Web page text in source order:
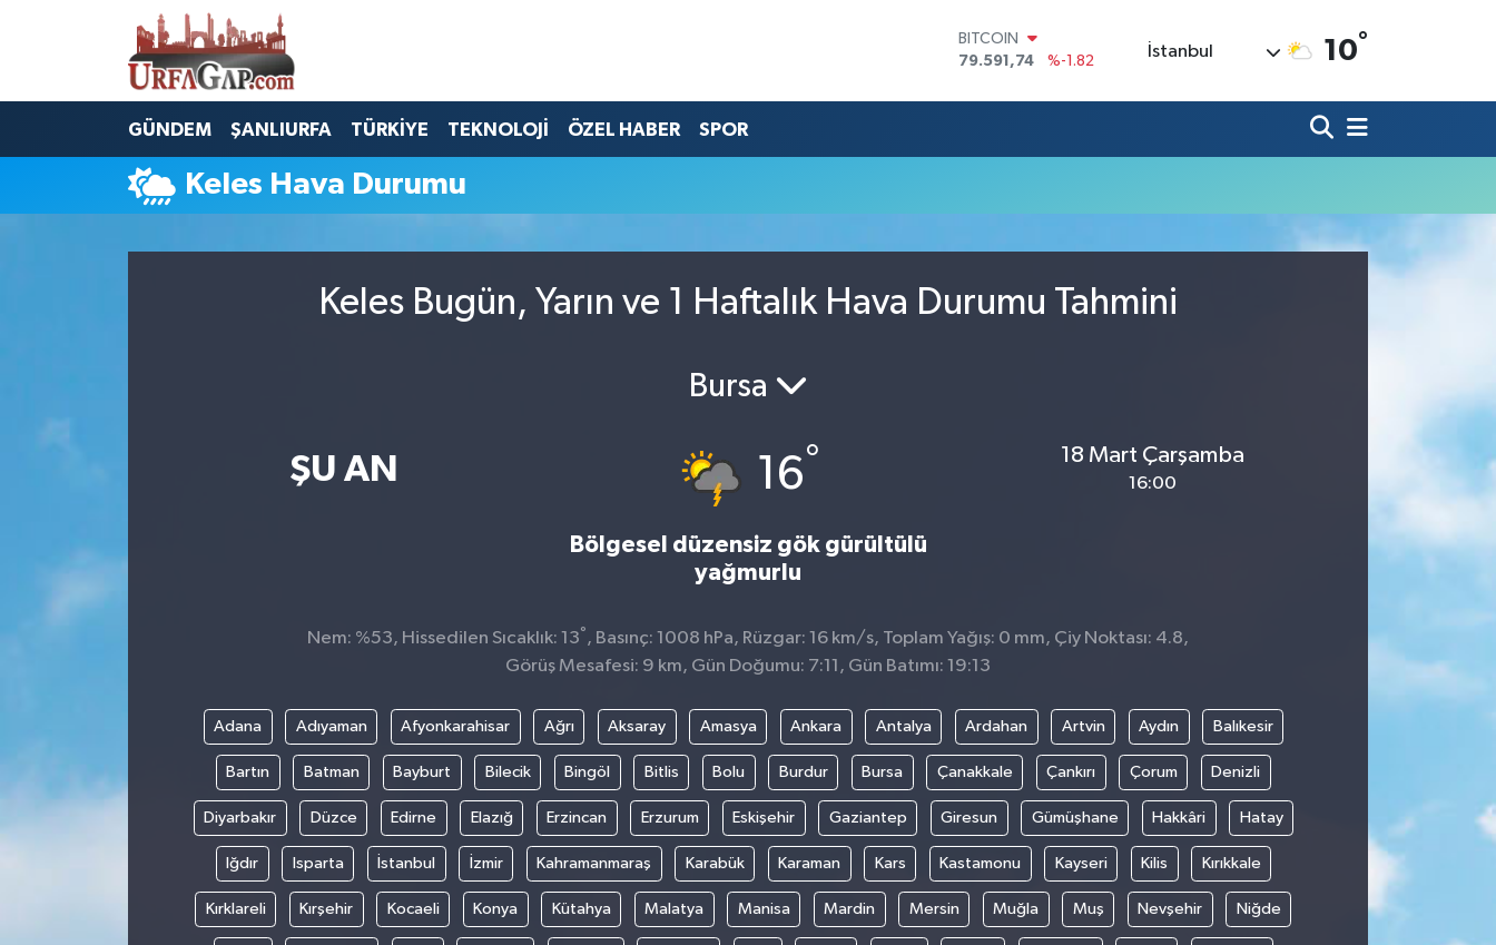
BITCOIN
79.591,74
%-1.82
45,43620
%0.02
%0
İstanbul 10°
GÜNDEM ŞANLIURFA TÜRKİYE TEKNOLOJİ ÖZEL HABER SPOR
Keles Hava Durumu
Keles Bugün, Yarın ve 1 Haftalık Hava Durumu Tahmini
ŞU AN
Bursa
16°
Bölgesel düzensiz gök gürültülü
yağmurlu
18 Mart Çarşamba
16:00
Nem: %53, Hissedilen Sıcaklık: 13°, Basınç: 1008 hPa, Rüzgar: 16 km/s, Toplam Yağış: 0 mm, Çiy Noktası: 4.8,
Görüş Mesafesi: 9 km, Gün Doğumu: 7:11, Gün Batımı: 19:13
Adana Adıyaman Afyonkarahisar Ağrı Aksaray Amasya Ankara Antalya Ardahan Artvin Aydın Balıkesir
Bartın Batman Bayburt Bilecik Bingöl Bitlis Bolu Burdur Bursa Çanakkale Çankırı Çorum Denizli
Diyarbakır Düzce Edirne Elazığ Erzincan Erzurum Eskişehir Gaziantep Giresun Gümüşhane Hakkâri Hatay
Iğdır Isparta İstanbul İzmir Kahramanmaraş Karabük Karaman Kars Kastamonu Kayseri Kilis Kırıkkale
Kırklareli Kırşehir Kocaeli Konya Kütahya Malatya Manisa Mardin Mersin Muğla Muş Nevşehir Niğde
Nöbetçi Eczaneler
Hava Durumu
Namaz Vakitleri
Trafik Durumu
Süper Lig Puan Durumu ve Fikstür